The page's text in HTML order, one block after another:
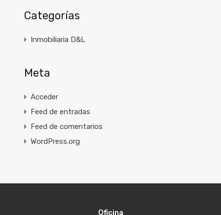
Categorías
Inmobiliaria D&L
Meta
Acceder
Feed de entradas
Feed de comentarios
WordPress.org
Oficina